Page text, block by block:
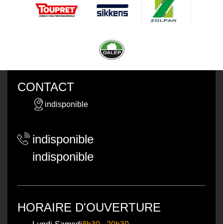
CONTACT
indisponible
indisponible
indisponible
HORAIRE D'OUVERTURE